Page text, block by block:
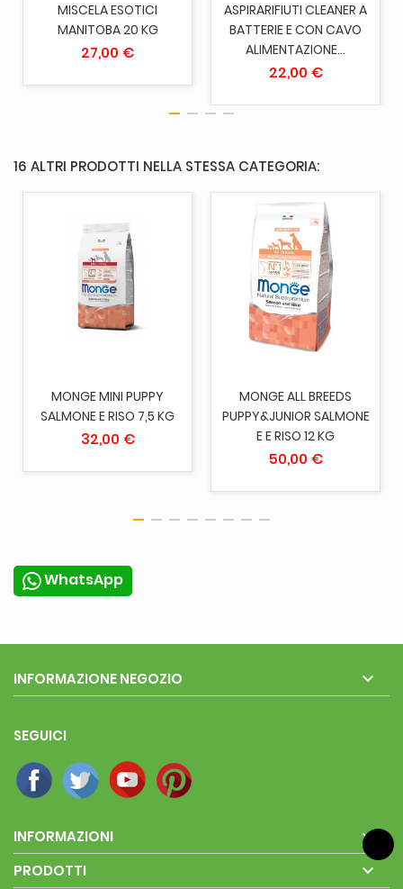
MISCELA ESOTICI
MANITOBA 20 KG
27,00 €
ASPIRARIFIUTI CLEANER A
BATTERIE E CON CAVO
ALIMENTAZIONE...
22,00 €
16 ALTRI PRODOTTI NELLA STESSA CATEGORIA:
MONGE MINI PUPPY
SALMONE E RISO 7,5 KG
32,00 €
MONGE ALL BREEDS
PUPPY&JUNIOR SALMONE
E E RISO 12 KG
50,00 €
WhatsApp
INFORMAZIONE NEGOZIO 
SEGUICI
INFORMAZIONI 
PRODOTTI 